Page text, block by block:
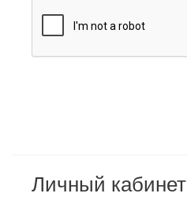
Личный кабинет